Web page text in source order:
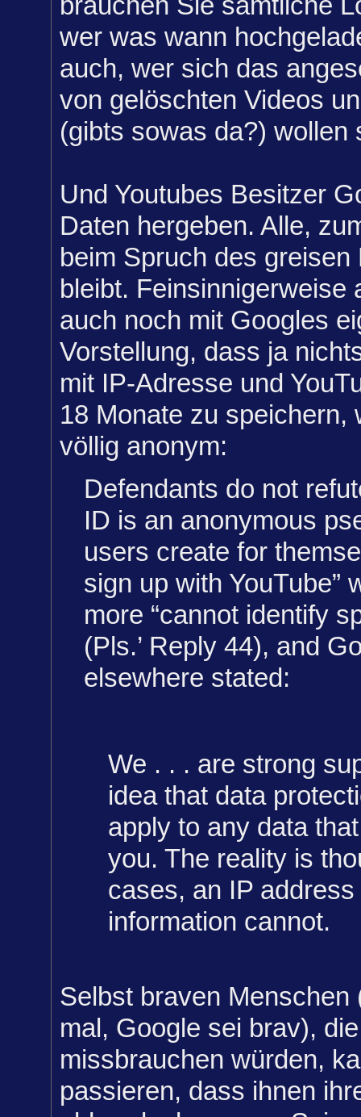
wer was wann
auch, wer sich das
von gelöschten Videos
(gibts sowas da?) wollen
Und Youtubes Besitzer
Daten hergeben. Alle,
beim Spruch des
bleibt. Feinsinnigerweise
auch noch mit Googles
Vorstellung, dass ja
mit IP-Adresse und
18 Monate zu speichern,
völlig anonym:
Defendants do not
ID is an anonymous
users create for
sign up with YouTube”
more “cannot identify
(Pls.’ Reply 44), and
elsewhere stated:
We . . . are strong
idea that data
apply to any data
you. The reality is
cases, an IP
information cannot.
Selbst braven Menschen
mal, Google sei brav),
missbrauchen würden,
passieren, dass ihnen